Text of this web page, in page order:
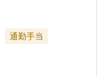
通勤手当